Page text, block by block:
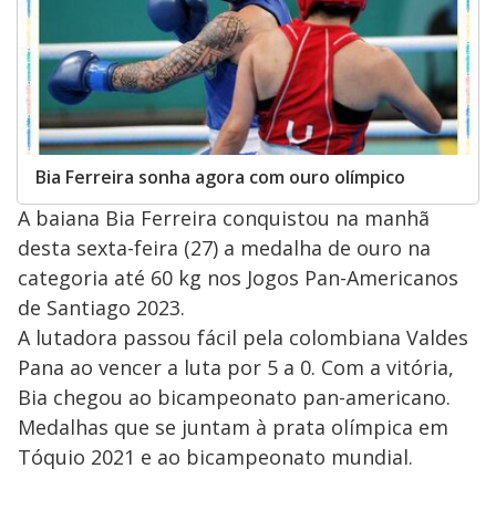
Bia Ferreira sonha agora com ouro olímpico
A baiana Bia Ferreira conquistou na manhã
desta sexta-feira (27) a medalha de ouro na
categoria até 60 kg nos Jogos Pan-Americanos
de Santiago 2023.
A lutadora passou fácil pela colombiana Valdes
Pana ao vencer a luta por 5 a 0. Com a vitória,
Bia chegou ao bicampeonato pan-americano.
Medalhas que se juntam à prata olímpica em
Tóquio 2021 e ao bicampeonato mundial.